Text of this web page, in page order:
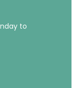
to